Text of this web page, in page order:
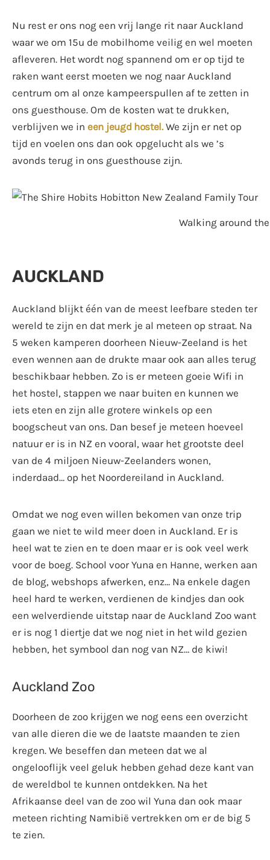
Nu rest er ons nog een vrij lange rit naar Auckland
waar we om 15u de mobilhome veilig en wel moeten
afleveren. Het wordt nog spannend om er op tijd te
raken want eerst moeten we nog naar Auckland
centrum om al onze kampeerspullen af te zetten in
ons guesthouse. Om de kosten wat te drukken,
verblijven we in een jeugd hostel.We zijn er net op
tijd en voelen ons dan ook opgelucht als we ’s
avonds terug in ons guesthouse zijn.
Walking around
AUCKLAND
Auckland blijkt één van de meest leefbare steden ter
wereld te zijn en dat merk je al meteen op straat. Na
5 weken kamperen doorheen Nieuw-Zeeland is het
even wennen aan de drukte maar ook aan alles terug
beschikbaar hebben. Zo is er meteen goeie Wifi in
het hostel, stappen we naar buiten en kunnen we
iets eten en zijn alle grotere winkels op een
boogscheut van ons. Dan besef je meteen hoeveel
natuur er is in NZ en vooral, waar het grootste deel
van de 4 miljoen Nieuw-Zeelanders wonen,
inderdaad… op het Noordereiland in Auckland.
Omdat we nog even willen bekomen van onze trip
gaan we niet te wild meer doen in Auckland. Er is
heel wat te zien en te doen maar er is ook veel werk
voor de boeg. School voor Yuna en Hanne, werken aan
de blog, webshops afwerken, enz… Na enkele dagen
heel hard te werken, verdienen de kindjes dan ook
een welverdiende uitstap naar de Auckland Zoo want
er is nog 1 diertje dat we nog niet in het wild gezien
hebben, het symbool dan nog van NZ… de kiwi!
Auckland Zoo
Doorheen de zoo krijgen we nog eens een overzicht
van alle dieren die we de laatste maanden te zien
kregen. We beseffen dan meteen dat we al
ongelooflijk veel geluk hebben gehad deze kant van
de wereldbol te kunnen ontdekken. Na het
Afrikaanse deel van de zoo wil Yuna dan ook maar
meteen richting Namibië vertrekken om er de big 5
te zien.